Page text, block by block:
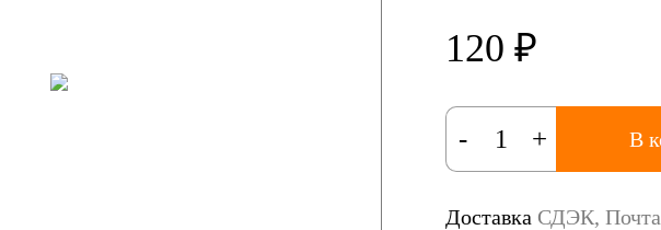
120 ₽
+
- В
Доставка СДЭК, Почта